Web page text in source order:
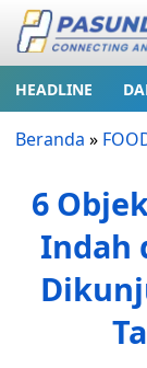
HEADLINE
Beranda »
6
Indah